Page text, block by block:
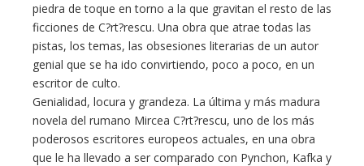
piedra de toque en torno a la que gravitan el resto de las
ficciones de C?rt?rescu. Una obra que atrae todas las
pistas, los temas, las obsesiones literarias de un autor
genial que se ha ido convirtiendo, poco a poco, en un
escritor de culto.
Genialidad, locura y grandeza. La última y más madura
novela del rumano Mircea C?rt?rescu, uno de los más
poderosos escritores europeos actuales, en una obra
que le ha llevado a ser comparado con Pynchon, Kafka y